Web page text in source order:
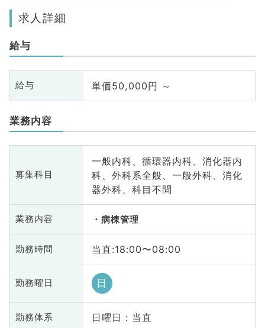
求人詳細
給与
給与 単価50,000円 ～
業務内容
募集科目
一般内科、循環器内科、消化器内
科、外科系全般、一般外科、消化
器外科、科目不問
業務内容 病棟管理
勤務時間 当直:18:00〜08:00
勤務曜日 日
勤務体系 日曜日 : 当直